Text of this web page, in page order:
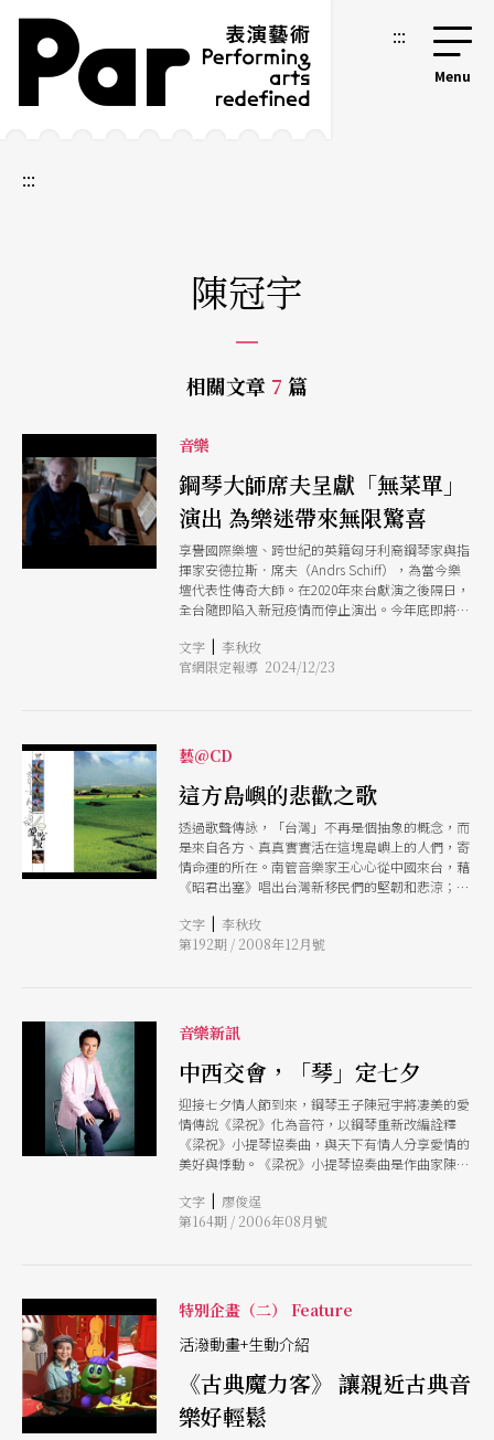
跳到主要內容區塊
網站導覽 :::
:::
陳冠宇
相關文章 7 篇
音樂
鋼琴大師席夫呈獻「無菜單」
演出 為樂迷帶來無限驚喜
享譽國際樂壇、跨世紀的英籍匈牙利裔鋼琴家與指
揮家安德拉斯．席夫（Andrs Schiff），為當今樂
壇代表性傳奇大師。在2020年來台獻演之後隔日，
全台隨即陷入新冠疫情而停止演出。今年底即將再
1953年的席夫，曾獲得無數獎項和榮譽，包括葛萊
美獎、留聲機獎、莫札特獎章和皇家音樂學院巴赫
動作，鋼琴大師的琴聲需要耐心、靜心地欣賞。在
現今需要網紅、社群媒體宣傳自己的年代，席夫即
使擁有這麼高的名望，每天仍堅持練琴至少3小
時，即便旅行前也不會略過。」對於他的音樂特
色，陳冠宇則說：「他的觸鍵是我們學不來的，如
果我想聽巴赫的話，一位是已故的顧爾德，另一位
就是席夫。」 此次來台，席夫並不事先公布曲
目，可謂「無菜單」的演出。為此，歷經失去表演
一段文字給樂迷，他首先提問：「音樂會變得愈來
愈『可預測』。這是好事嗎？」擁有大量曲目在手
要演奏什麼。「希望觀眾能感受到一些驚喜和新的
發現。」並且確信觀眾會喜歡。 陳冠宇預測，席
夫拿手的曲目大概是古典浪漫的作品，巴赫、莫札
特、海頓、貝多芬、舒曼、布拉姆斯，如果在音樂
廳挑中的鋼琴是貝森朵夫，那麼他也許會彈舒伯
特。但不管如何，席夫的招牌就是有非常多的安可
曲，長度幾乎等於另一個半場之多。 席夫此次來
台，將會有他配合的調音師隨行，且會使用他自製
會比一般還長，能夠讓鋼琴上的反射板掀得更高，
聲音傳得更遠。此外，在他演出現場公布每一首樂
夫，以其深厚的技藝和獨特的情感表現，為樂迷帶
更讓每場音樂會成為一次全新的探索。無論是音樂
文字 | 李秋玫
官網限定報導 2024/12/23
藝@CD
這方島嶼的悲歡之歌
透過歌聲傳詠，「台灣」不再是個抽象的概念，而
是來自各方、真真實實活在這塊島嶼上的人們，寄
情命運的所在。南管音樂家王心心從中國來台，藉
《昭君出塞》唱出台灣新移民們的堅韌和悲涼；好
跟著務農也寫出飽含土地芬芳芳的《愛吃飯》專
輯。他們的歌聲，都是屬於台灣的故事。
文字 | 李秋玫
第192期 / 2008年12月號
音樂新訊
中西交會，「琴」定七夕
迎接七夕情人節到來，鋼琴王子陳冠宇將凄美的愛
情傳說《梁祝》化為音符，以鋼琴重新改編詮釋
《梁祝》小提琴協奏曲，與天下有情人分享愛情的
美好與悸動。《梁祝》小提琴協奏曲是作曲家陳鋼
由陳鋼為陳冠宇親自改編為鋼琴協奏曲。這場名為
「化蝶」的音樂會除了以「梁祝」尾聲「化蝶」作
C大調第二十一號鋼琴協奏曲，以及深受樂迷喜愛
的電影配樂等，為情人們獻上一個浪漫的情人夜，
並在中西曲風各異的作品中，映照出各自的動人樂
出。（廖俊逞）
文字 | 廖俊逞
第164期 / 2006年08月號
特別企畫（二） Feature
活潑動畫+生動介紹
《古典魔力客》 讓親近古典音
樂好輕鬆